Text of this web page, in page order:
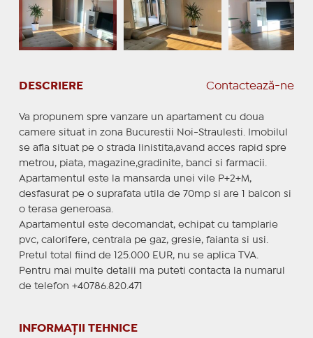
DESCRIERE Contactează-ne
Va propunem spre vanzare un apartament cu doua
camere situat in zona Bucurestii Noi-Straulesti. Imobilul
se afla situat pe o strada linistita,avand acces rapid spre
metrou, piata, magazine,gradinite, banci si farmacii.
Apartamentul este la mansarda unei vile P+2+M,
desfasurat pe o suprafata utila de 70mp si are 1 balcon si
o terasa generoasa.
Apartamentul este decomandat, echipat cu tamplarie
pvc, calorifere, centrala pe gaz, gresie, faianta si usi.
Pretul total fiind de 125.000 EUR, nu se aplica TVA.
Pentru mai multe detalii ma puteti contacta la numarul
de telefon +40786.820.471
INFORMAȚII TEHNICE